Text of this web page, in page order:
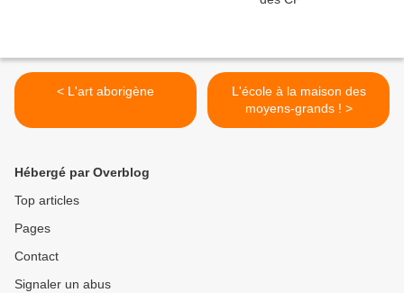
< L'art aborigène
L'école à la maison des
moyens-grands ! >
Hébergé par Overblog
Top articles
Pages
Contact
Signaler un abus